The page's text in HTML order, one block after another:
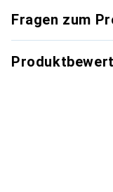
Fragen zum